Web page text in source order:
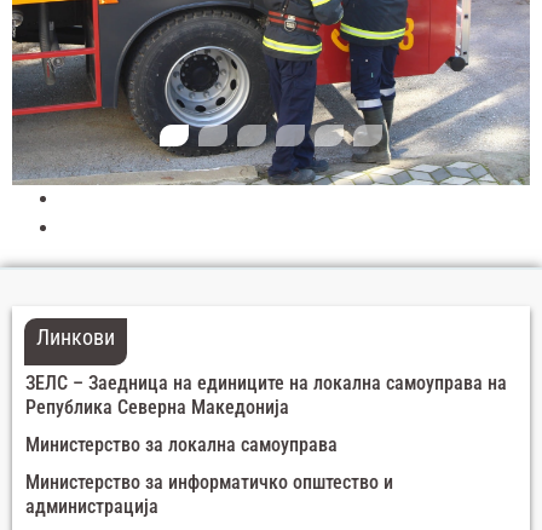
Линкови
ЗЕЛС – Заедница на единиците на локална самоуправа на
Република Северна Македонија
Министерство за локална самоуправа
Министерство за информатичко општество и
администрација